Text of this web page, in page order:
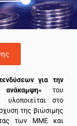
για την
του
στο
της βιώσιμης
των ΜΜΕ και